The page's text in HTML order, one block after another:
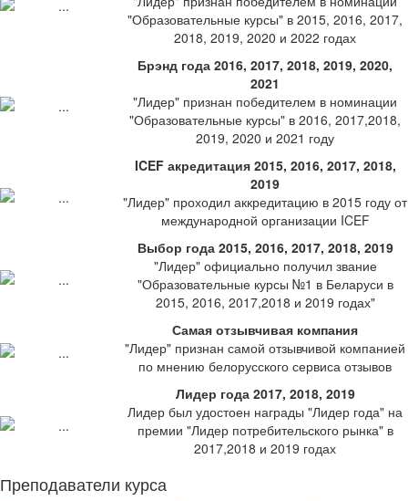
"Образовательные курсы" в 2015, 2016, 2017,
2018, 2019, 2020 и 2022 годах
Брэнд года 2016, 2017, 2018, 2019, 2020,
2021
"Лидер" признан победителем в номинации
"Образовательные курсы" в 2016, 2017,2018,
2019, 2020 и 2021 году
ICEF акредитация 2015, 2016, 2017, 2018,
2019
"Лидер" проходил аккредитацию в 2015 году от
международной организации ICEF
Выбор года 2015, 2016, 2017, 2018, 2019
"Лидер" официально получил звание
"Образовательные курсы №1 в Беларуси в
2015, 2016, 2017,2018 и 2019 годах"
Самая отзывчивая компания
"Лидер" признан самой отзывчивой компанией
по мнению белорусского сервиса отзывов
Лидер года 2017, 2018, 2019
Лидер был удостоен награды "Лидер года" на
премии "Лидер потребительского рынка" в
2017,2018 и 2019 годах
Преподаватели курса